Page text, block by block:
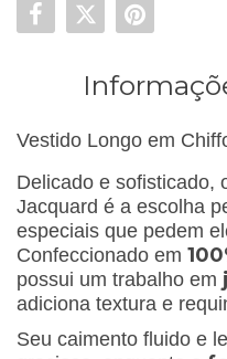
Vestido Longo em
Delicado e sofisticado,
Jacquard é a escolha
especiais que pedem
Confeccionado em
possui um trabalho em
adiciona textura e
Seu caimento fluido e